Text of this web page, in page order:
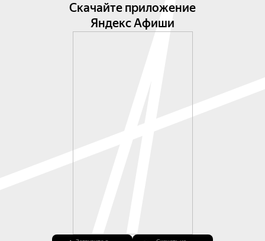
Скачайте приложение
Яндекс Афиши